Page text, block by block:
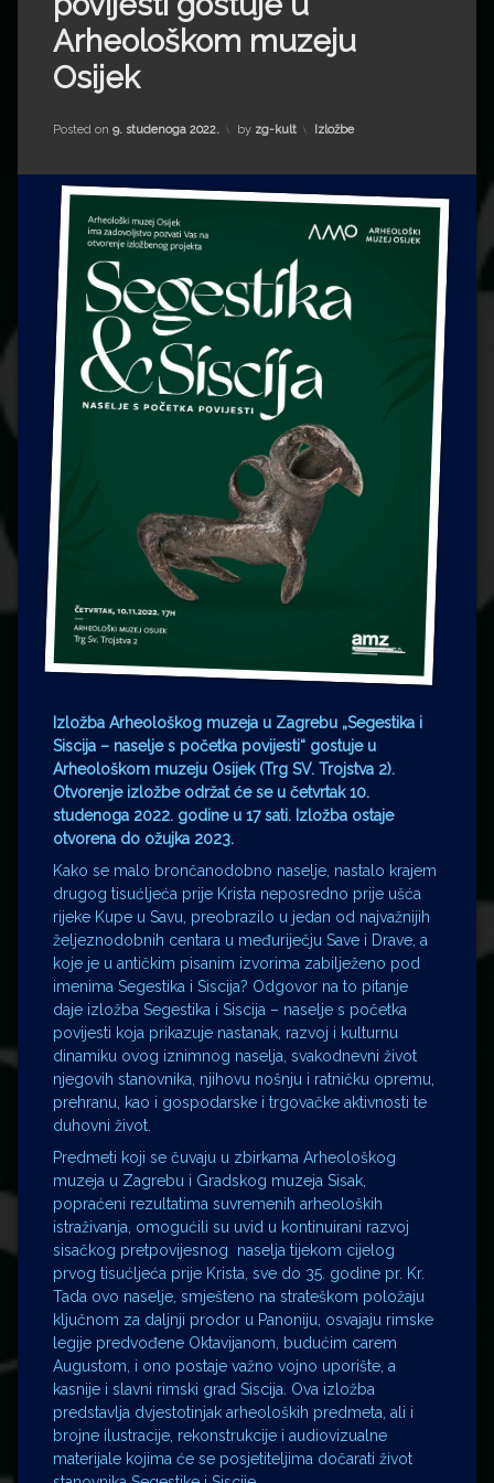
Impressum
Milenko Strižak
Drugi autori
Drugi autori
Željko Krznarić
Mario Lovreković
Miroslav Šantek
Arheološkom muzeju
Osijek
Posted on 9. studenoga 2022. by zg-kult Kategorije:
Izložbe
Izložba Arheološkog muzeja u Zagrebu „Segestika i
Siscija – naselje s početka povijesti“ gostuje u
Arheološkom muzeju Osijek (Trg SV. Trojstva 2).
Otvorenje izložbe održat će se u četvrtak 10.
studenoga 2022. godine u 17 sati. Izložba ostaje
otvorena do ožujka 2023.
Kako se malo brončanodobno naselje, nastalo krajem
drugog tisućljeća prije Krista neposredno prije ušća
rijeke Kupe u Savu, preobrazilo u jedan od najvažnijih
željeznodobnih centara u međuriječju Save i Drave, a
koje je u antičkim pisanim izvorima zabilježeno pod
imenima Segestika i Siscija? Odgovor na to pitanje
daje izložba Segestika i Siscija – naselje s početka
povijesti koja prikazuje nastanak, razvoj i kulturnu
dinamiku ovog iznimnog naselja, svakodnevni život
njegovih stanovnika, njihovu nošnju i ratničku opremu,
prehranu, kao i gospodarske i trgovačke aktivnosti te
duhovni život.
Predmeti koji se čuvaju u zbirkama Arheološkog
muzeja u Zagrebu i Gradskog muzeja Sisak,
popraćeni rezultatima suvremenih arheoloških
istraživanja, omogućili su uvid u kontinuirani razvoj
sisačkog pretpovijesnog naselja tijekom cijelog
prvog tisućljeća prije Krista, sve do 35. godine pr. Kr.
Tada ovo naselje, smješteno na strateškom položaju
ključnom za daljnji prodor u Panoniju, osvajaju rimske
legije predvođene Oktavijanom, budućim carem
Augustom, i ono postaje važno vojno uporište, a
kasnije i slavni rimski grad Siscija. Ova izložba
predstavlja dvjestotinjak arheoloških predmeta, ali i
brojne ilustracije, rekonstrukcije i audiovizualne
materijale kojima će se posjetiteljima dočarati život